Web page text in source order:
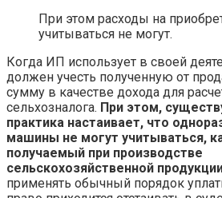
При этом расходы на
учитываться не могут.
Когда ИП использует в своей
должен учесть полученную от
сумму в качестве дохода для
сельхозналога. При этом,
практика настаивает, что
машины не могут учитываться,
получаемый при производстве
сельскохозяйственной
применять обычный порядок